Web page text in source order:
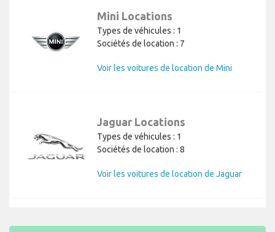
Mini Locations
Types de véhicules : 1
Sociétés de location : 7
Voir les voitures de location de Mini
Jaguar Locations
Types de véhicules : 1
Sociétés de location : 8
Voir les voitures de location de Jaguar